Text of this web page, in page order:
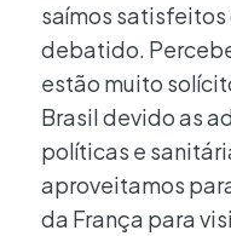
saímos
debatido.
estão muito
Brasil devido as
políticas e
aproveitamos
da França para